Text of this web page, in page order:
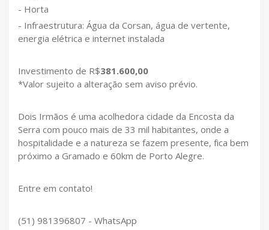
- Horta
- Infraestrutura: Água da Corsan, água de vertente,
energia elétrica e internet instalada
Investimento de R$381.600,00
*Valor sujeito a alteração sem aviso prévio.
Dois Irmãos é uma acolhedora cidade da Encosta da
Serra com pouco mais de 33 mil habitantes, onde a
hospitalidade e a natureza se fazem presente, fica bem
próximo a Gramado e 60km de Porto Alegre.
Entre em contato!
(51) 981396807 - WhatsApp